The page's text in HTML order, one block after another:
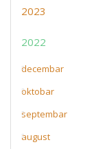
2023
2022
decembar
oktobar
septembar
august